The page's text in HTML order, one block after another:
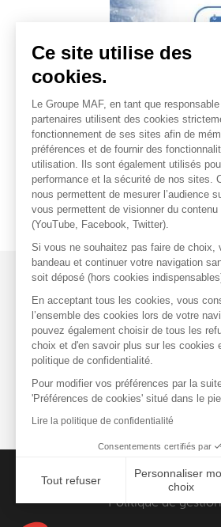
Ce site utilise des
cookies.
Le Groupe MAF, en tant que
partenaires utilisent des cookies
fonctionnement de ses sites afin de
préférences et de fournir des
utilisation. Ils sont également utilisés
performance et la sécurité de nos sites.
nous permettent de mesurer l’audience
vous permettent de visionner du
(YouTube, Facebook, Twitter).
Si vous ne souhaitez pas faire de choix,
bandeau et continuer votre navigation
soit déposé (hors cookies
En acceptant tous les cookies, vous
l’ensemble des cookies lors de votre
pouvez également choisir de tous les
choix et d'en savoir plus sur les cookies
politique de confidentialité.
Pour modifier vos préférences par la
'Préférences de cookies' situé dans le
Lire la politique de confidentialité
Consentements certifiés par
Tout refuser
Personnaliser
choix
Plateforme de Gestion du
LA MAF EST
Rendez-
de la MAF
l'UNTEC
UNE QUESTION ?
Nous contacter
FAQ
Contact Presse
Politique de